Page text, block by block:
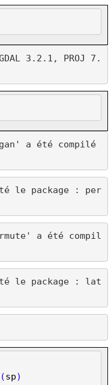
3.2.1, PROJ 7.
a été compilé
le package : per
a été compil
le package : lat
(sp)